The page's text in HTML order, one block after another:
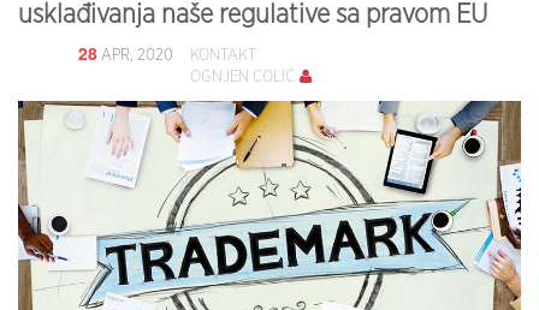
usklađivanja naše regulative sa pravom EU
28 APR, 2020
KONTAKT
OGNJEN COLIĆ